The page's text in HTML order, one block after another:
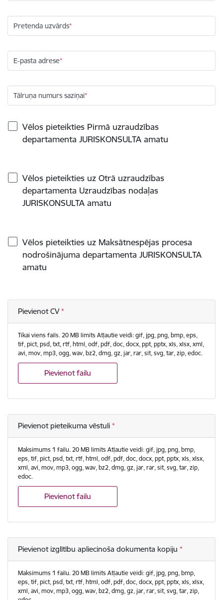
Pretenda uzvārds
E-pasta adrese
Tālruņa numurs saziņai
Vēlos pieteikties Pirmā uzraudzības
departamenta JURISKONSULTA amatu
Vēlos pieteikties uz Otrā uzraudzības
departamenta Uzraudzības nodaļas
JURISKONSULTA amatu
Vēlos pieteikties uz Maksātnespējas procesa
nodrošinājuma departamenta JURISKONSULTA
amatu
Pievienot CV
Tikai viens fails. 20 MB limits Atļautie veidi: gif, jpg, png, bmp, eps,
tif, pict, psd, txt, rtf, html, odf, pdf, doc, docx, ppt, pptx, xls, xlsx, xml,
avi, mov, mp3, ogg, wav, bz2, dmg, gz, jar, rar, sit, svg, tar, zip, edoc.
Pievienot failu
Pievienot pieteikuma vēstuli
Maksimums 1 failu. 20 MB limits Atļautie veidi: gif, jpg, png, bmp,
eps, tif, pict, psd, txt, rtf, html, odf, pdf, doc, docx, ppt, pptx, xls, xlsx,
xml, avi, mov, mp3, ogg, wav, bz2, dmg, gz, jar, rar, sit, svg, tar, zip,
edoc.
Pievienot failu
Pievienot izglītību apliecinoša dokumenta kopiju
Maksimums 1 failu. 20 MB limits Atļautie veidi: gif, jpg, png, bmp,
eps, tif, pict, psd, txt, rtf, html, odf, pdf, doc, docx, ppt, pptx, xls, xlsx,
xml, avi, mov, mp3, ogg, wav, bz2, dmg, gz, jar, rar, sit, svg, tar, zip,